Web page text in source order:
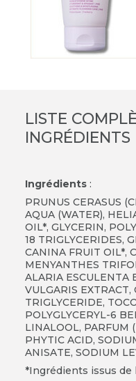
LISTE
INGRÉDIENTS
Ingrédients:
PRUNUS CERASUS
AQUA (WATER),
OIL*, GLYCERIN,
18 TRIGLYCERIDES,
CANINA FRUIT OIL*,
MENYANTHES
ALARIA ESCULENTA
VULGARIS
TRIGLYCERIDE,
POLYGLYCERYL-6
LINALOOL, PARFUM
PHYTIC ACID,
ANISATE, SODIUM
*Ingrédients issus de